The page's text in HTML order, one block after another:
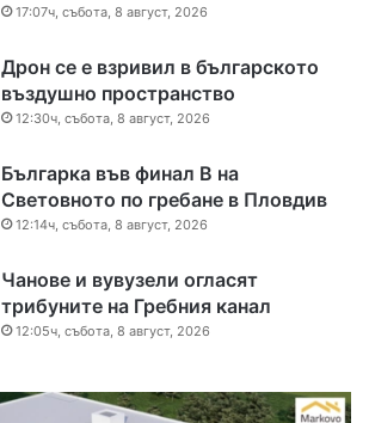
17:07ч, събота, 8 август, 2026
Дрон се е взривил в българското
въздушно пространство
12:30ч, събота, 8 август, 2026
Българка във финал B на
Световното по гребане в Пловдив
12:14ч, събота, 8 август, 2026
Чанове и вувузели огласят
трибуните на Гребния канал
12:05ч, събота, 8 август, 2026